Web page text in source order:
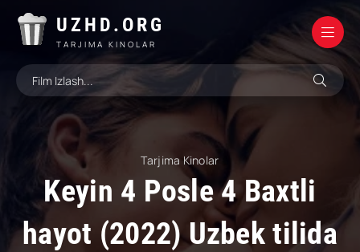
UZHD.ORG
TARJIMA KINOLAR
Tarjima Kinolar
Keyin 4 Posle 4 Baxtli
hayot (2022) Uzbek tilida